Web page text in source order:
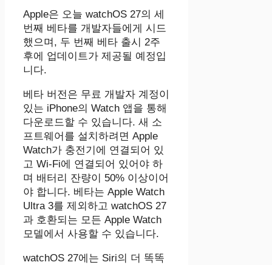
Apple은 오늘 watchOS 27의 세
번째 베타를 개발자들에게 시드
했으며, 두 번째 베타 출시 2주
후에 업데이트가 제공될 예정입
니다.
베타 버전은 무료 개발자 계정이
있는 iPhone의 Watch 앱을 통해
다운로드할 수 있습니다. 새 소
프트웨어를 설치하려면 Apple
Watch가 충전기에 연결되어 있
고 Wi-Fi에 연결되어 있어야 하
며 배터리 잔량이 50% 이상이어
야 합니다. 베타는 Apple Watch
Ultra 3를 제외하고 watchOS 27
과 호환되는 모든 Apple Watch
모델에서 사용할 수 있습니다.
‌watchOS 27‌에는 ‌Siri‌의 더 똑똑